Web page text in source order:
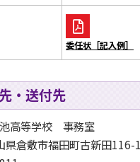
委任状［記入例］
・送付先
高等学校 事務室
倉敷市福田町古新田116-1